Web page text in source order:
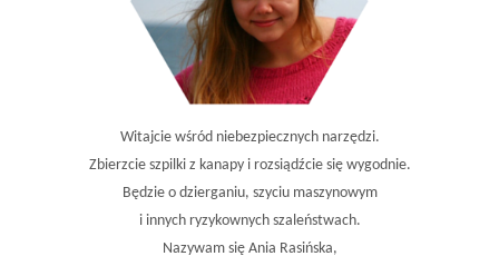
Witajcie wśród niebezpiecznych narzędzi.
Zbierzcie szpilki z kanapy i rozsiądźcie się wygodnie.
Będzie o dzierganiu, szyciu maszynowym
i innych ryzykownych szaleństwach.
Nazywam się Ania Rasińska,